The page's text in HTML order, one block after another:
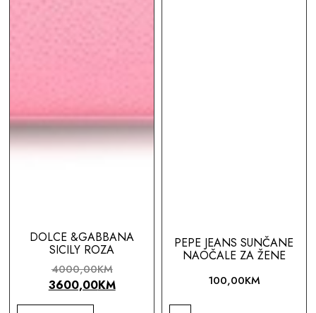
DOLCE &GABBANA
SICILY ROZA
4000,00KM
3600,00KM
PEPE JEANS SUNČANE
NAOČALE ZA ŽENE
100,00KM